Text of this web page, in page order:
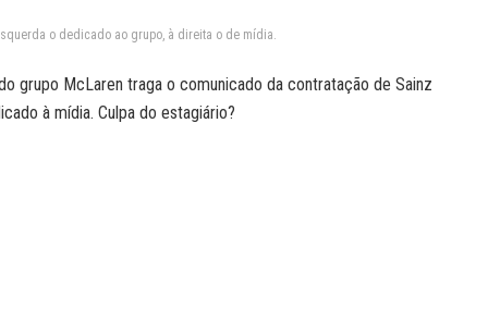
o dedicado ao grupo, à direita o de mídia.
grupo McLaren traga o comunicado da contratação de Sainz
à mídia. Culpa do estagiário?